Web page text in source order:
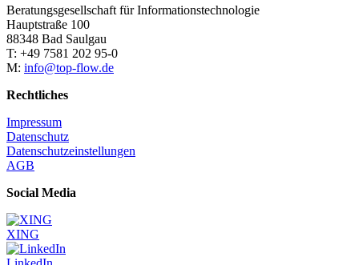
Beratungsgesellschaft für Informationstechnologie
Hauptstraße 100
88348 Bad Saulgau
T: +49 7581 202 95-0
M: info@top-flow.de
Rechtliches
Impressum
Datenschutz
Datenschutzeinstellungen
AGB
Social Media
XING